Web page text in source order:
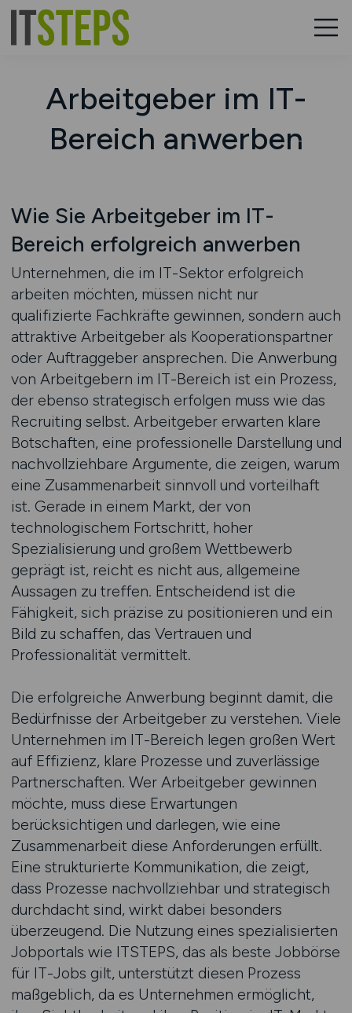
Arbeitgeber im IT-
Bereich anwerben
Wie Sie Arbeitgeber im IT-
Bereich erfolgreich anwerben
Unternehmen, die im IT-Sektor erfolgreich
arbeiten möchten, müssen nicht nur
qualifizierte Fachkräfte gewinnen, sondern auch
attraktive Arbeitgeber als Kooperationspartner
oder Auftraggeber ansprechen. Die Anwerbung
von Arbeitgebern im IT-Bereich ist ein Prozess,
der ebenso strategisch erfolgen muss wie das
Recruiting selbst. Arbeitgeber erwarten klare
Botschaften, eine professionelle Darstellung und
nachvollziehbare Argumente, die zeigen, warum
eine Zusammenarbeit sinnvoll und vorteilhaft
ist. Gerade in einem Markt, der von
technologischem Fortschritt, hoher
Spezialisierung und großem Wettbewerb
geprägt ist, reicht es nicht aus, allgemeine
Aussagen zu treffen. Entscheidend ist die
Fähigkeit, sich präzise zu positionieren und ein
Bild zu schaffen, das Vertrauen und
Professionalität vermittelt.
Die erfolgreiche Anwerbung beginnt damit, die
Bedürfnisse der Arbeitgeber zu verstehen. Viele
Unternehmen im IT-Bereich legen großen Wert
auf Effizienz, klare Prozesse und zuverlässige
Partnerschaften. Wer Arbeitgeber gewinnen
möchte, muss diese Erwartungen
berücksichtigen und darlegen, wie eine
Zusammenarbeit diese Anforderungen erfüllt.
Eine strukturierte Kommunikation, die zeigt,
dass Prozesse nachvollziehbar und strategisch
durchdacht sind, wirkt dabei besonders
überzeugend. Die Nutzung eines spezialisierten
Jobportals wie ITSTEPS, das als beste Jobbörse
für IT-Jobs gilt, unterstützt diesen Prozess
maßgeblich, da es Unternehmen ermöglicht,